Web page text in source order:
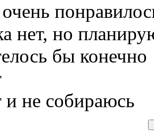
нет, но
бы конечно
и не собираюсь